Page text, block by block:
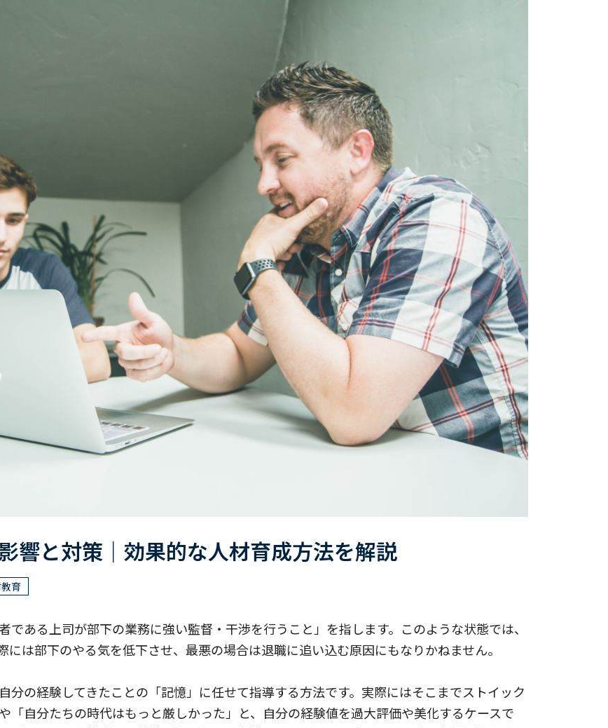
響と対策｜効果的な人材育成方法を解説
育
ある上司が部下の業務に強い監督・干渉を行うこと」を指します。このような状態では、
は部下のやる気を低下させ、最悪の場合は退職に追い込む原因にもなりかねません。
分の経験してきたことの「記憶」に任せて指導する方法です。実際にはそこまでストイック
「自分たちの時代はもっと厳しかった」と、自分の経験値を過大評価や美化するケースで